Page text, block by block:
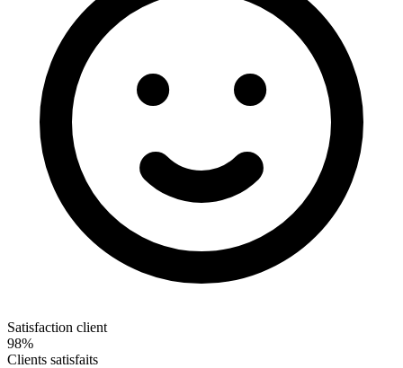
Satisfaction client
98%
Clients satisfaits